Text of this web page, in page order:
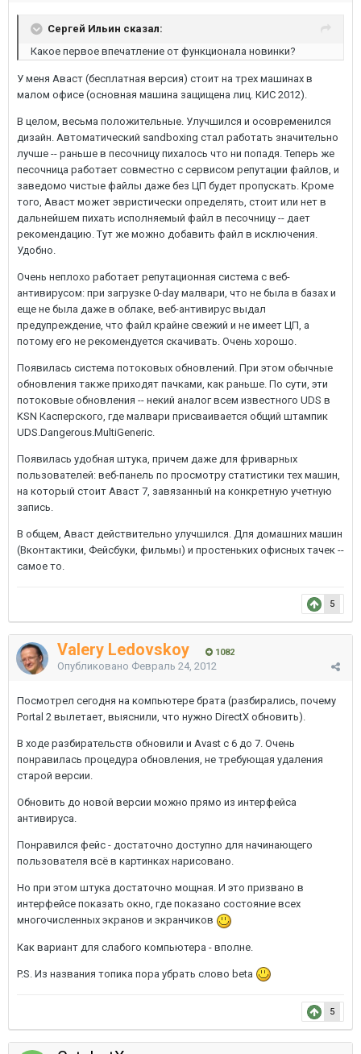
Сергей Ильин сказал:
Какое первое впечатление от функционала новинки?
У меня Аваст (бесплатная версия) стоит на трех машинах в
малом офисе (основная машина защищена лиц. КИС 2012).
В целом, весьма положительные. Улучшился и осовременился
дизайн. Автоматический sandboxing стал работать значительно
лучше -- раньше в песочницу пихалось что ни попадя. Теперь же
песочница работает совместно с сервисом репутации файлов, и
заведомо чистые файлы даже без ЦП будет пропускать. Кроме
того, Аваст может эвристически определять, стоит или нет в
дальнейшем пихать исполняемый файл в песочницу -- дает
рекомендацию. Тут же можно добавить файл в исключения.
Удобно.
Очень неплохо работает репутационная система с веб-
антивирусом: при загрузке 0-day малвари, что не была в базах и
еще не была даже в облаке, веб-антивирус выдал
предупреждение, что файл крайне свежий и не имеет ЦП, а
потому его не рекомендуется скачивать. Очень хорошо.
Появилась система потоковых обновлений. При этом обычные
обновления также приходят пачками, как раньше. По сути, эти
потоковые обновления -- некий аналог всем известного UDS в
KSN Касперского, где малвари присваивается общий штампик
UDS.Dangerous.MultiGeneric.
Появилась удобная штука, причем даже для фриварных
пользователей: веб-панель по просмотру статистики тех машин,
на который стоит Аваст 7, завязанный на конкретную учетную
запись.
В общем, Аваст действительно улучшился. Для домашних машин
(Вконтактики, Фейсбуки, фильмы) и простеньких офисных тачек --
самое то.
5
Valery Ledovskoy 1082
Опубликовано Февраль 24, 2012
Посмотрел сегодня на компьютере брата (разбирались, почему
Portal 2 вылетает, выяснили, что нужно DirectX обновить).
В ходе разбирательств обновили и Avast с 6 до 7. Очень
понравилась процедура обновления, не требующая удаления
старой версии.
Обновить до новой версии можно прямо из интерфейса
антивируса.
Понравился фейс - достаточно доступно для начинающего
пользователя всё в картинках нарисовано.
Но при этом штука достаточно мощная. И это призвано в
интерфейсе показать окно, где показано состояние всех
многочисленных экранов и экранчиков
Как вариант для слабого компьютера - вполне.
P.S. Из названия топика пора убрать слово beta
5